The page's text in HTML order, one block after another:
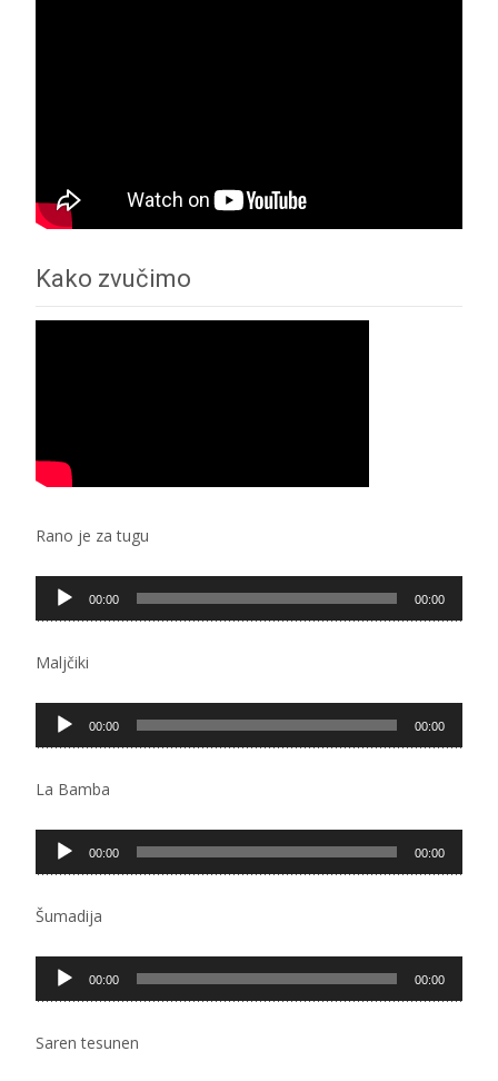
Kako zvučimo
Rano je za tugu
Pregledač
zvučnih
00:00 00:00
Maljčiki
Pregledač
zvučnih
00:00 00:00
La Bamba
Pregledač
zvučnih
00:00 00:00
Šumadija
Pregledač
zvučnih
00:00 00:00
Saren tesunen